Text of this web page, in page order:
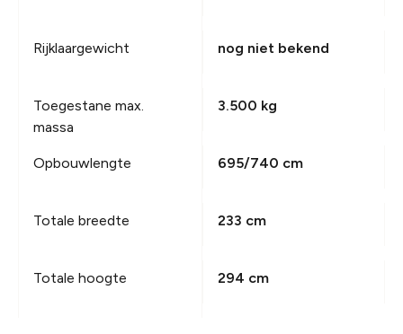
Rijklaargewicht nog niet bekend
Toegestane max.
massa
3.500 kg
Opbouwlengte 695/740 cm
Totale breedte 233 cm
Totale hoogte 294 cm